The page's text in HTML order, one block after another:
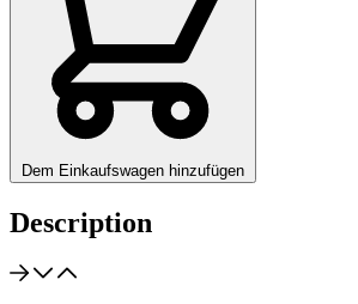
Dem Einkaufswagen hinzufügen
Description